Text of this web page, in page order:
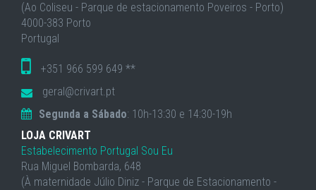
(Ao Coliseu - Parque de estacionamento Poveiros - Porto)
4000-383 Porto
Portugal
+351 966 599 649 **
geral@crivart.pt
Segunda a Sábado: 10h-13:30 e 14:30-19h
LOJA CRIVART
Estabelecimento Portugal Sou Eu
Rua Miguel Bombarda, 648
(À maternidade Júlio Diniz - Parque de Estacionamento -